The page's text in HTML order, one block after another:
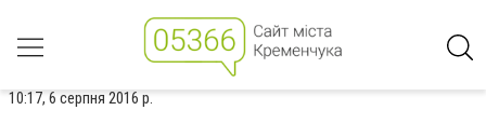
10:17, 6 серпня 2016 р.